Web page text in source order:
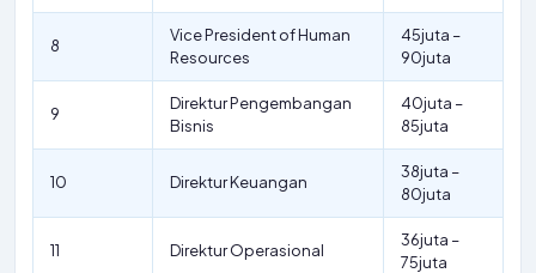
8
Vice President of Human
Resources
45juta –
90juta
9
Direktur Pengembangan
Bisnis
40juta –
85juta
10 Direktur Keuangan
38juta –
80juta
11 Direktur Operasional
36juta –
75juta